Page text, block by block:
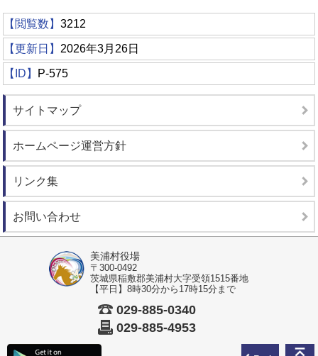
前の
【閲覧数】3212
【更新日】 2026年3月26日
【ID】 P-575
サイトマップ
ホームページ運営方針
リンク集
お問い合わせ
美浦村役場
〒300-0492
茨城県稲敷郡美浦村大字受領1515番地
【平日】8時30分から17時15分まで
029-885-0340
029-885-4953